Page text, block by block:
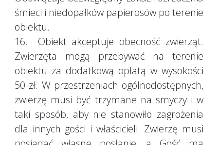
śmieci i niedopałków papierosów po terenie
obiektu.
16. Obiekt akceptuje obecność zwierząt.
Zwierzęta mogą przebywać na terenie
obiektu za dodatkową opłatą w wysokości
50 zł. W przestrzeniach ogólnodostępnych,
zwierzę musi być trzymane na smyczy i w
taki sposób, aby nie stanowiło zagrożenia
dla innych gości i właścicieli. Zwierzę musi